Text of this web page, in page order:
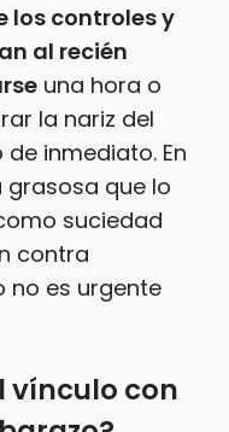
los controles y
al recién
una hora o
la nariz del
inmediato. En
grasosa que lo
suciedad
contra
no es urgente
vínculo con